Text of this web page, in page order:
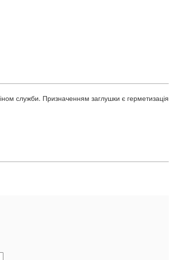
служби. Призначенням заглушки є герметизація